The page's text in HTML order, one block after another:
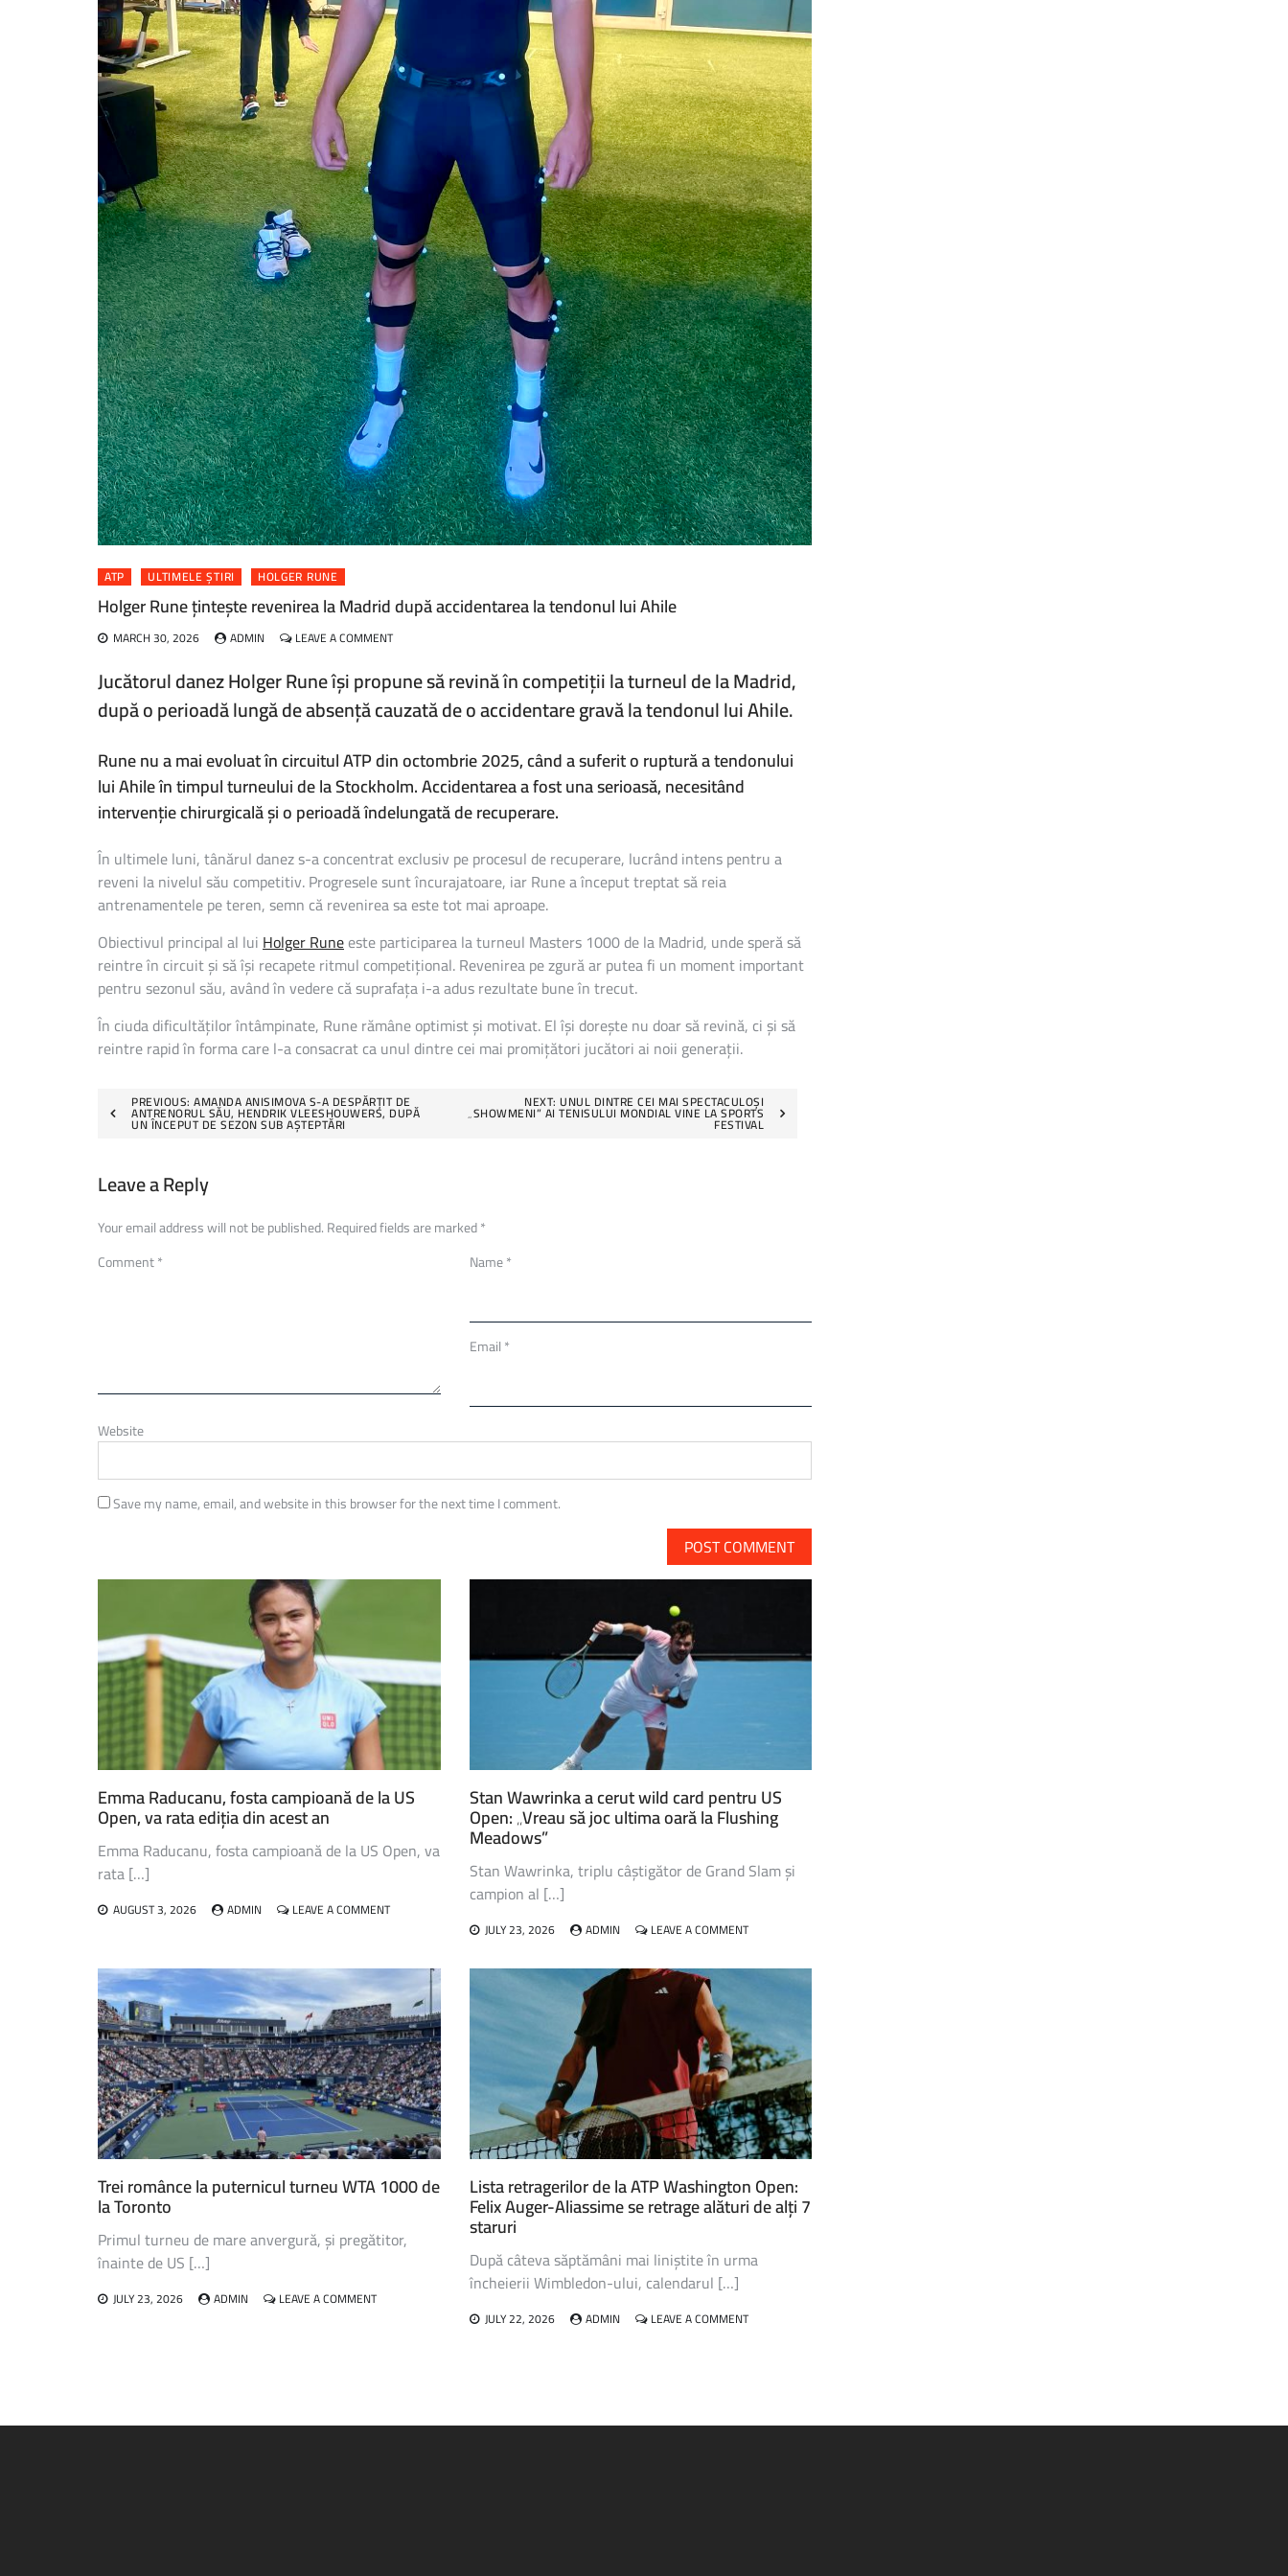
ATP ULTIMELE ȘTIRI HOLGER RUNE
Holger Rune țintește revenirea la Madrid după accidentarea la tendonul lui Ahile
MARCH 30, 2026 ADMIN LEAVE A COMMENTON
ȚINTEȘTE
REVENIREA
LA
DUPĂ
ACCIDENTAREA
LA
TENDONUL
LUI
Jucătorul danez Holger Rune își propune să revină în competiții la turneul de la Madrid,
după o perioadă lungă de absență cauzată de o accidentare gravă la tendonul lui Ahile.
Rune nu a mai evoluat în circuitul ATP din octombrie 2025, când a suferit o ruptură a tendonului
lui Ahile în timpul turneului de la Stockholm. Accidentarea a fost una serioasă, necesitând
intervenție chirurgicală și o perioadă îndelungată de recuperare.
În ultimele luni, tânărul danez s-a concentrat exclusiv pe procesul de recuperare, lucrând intens pentru a
reveni la nivelul său competitiv. Progresele sunt încurajatoare, iar Rune a început treptat să reia
antrenamentele pe teren, semn că revenirea sa este tot mai aproape.
Obiectivul principal al luiHolger Runeeste participarea la turneul Masters 1000 de la Madrid, unde speră să
reintre în circuit și să își recapete ritmul competițional. Revenirea pe zgură ar putea fi un moment important
pentru sezonul său, având în vedere că suprafața i-a adus rezultate bune în trecut.
În ciuda dificultăților întâmpinate, Rune rămâne optimist și motivat. El își dorește nu doar să revină, ci și să
reintre rapid în forma care l-a consacrat ca unul dintre cei mai promițători jucători ai noii generații.
Post
navigation
PREVIOUS: AMANDA ANISIMOVA S-A DESPĂRȚIT DE
ANTRENORUL SĂU, HENDRIK VLEESHOUWERS, DUPĂ
UN ÎNCEPUT DE SEZON SUB AȘTEPTĂRI
NEXT: UNUL DINTRE CEI MAI SPECTACULOȘI
„SHOWMENI” AI TENISULUI MONDIAL VINE LA SPORTS
FESTIVAL
Leave a Reply
Your email address will not be published.Required fields are marked*
Comment* Name*
Email*
Website
Save my name, email, and website in this browser for the next time I comment.
Emma Raducanu, fosta campioană de la US
Open, va rata ediția din acest an
Emma Raducanu, fosta campioană de la US Open, va
rata […]
AUGUST 3, 2026 ADMIN LEAVE A COMMENTON
CAMPIOANĂ
DE
LA
US
OPEN,
VA
RATA
EDIȚIA
DIN
ACEST
AN
Stan Wawrinka a cerut wild card pentru US
Open: „Vreau să joc ultima oară la Flushing
Meadows”
Stan Wawrinka, triplu câștigător de Grand Slam și
campion al […]
JULY 23, 2026 ADMIN LEAVE A COMMENTON
WAWRINKA
CARD
PENTRU
US
OPEN:
„VREAU
SĂ
JOC
ULTIMA
LA
FLUSHING
MEADOWS”
Trei românce la puternicul turneu WTA 1000 de
la Toronto
Primul turneu de mare anvergură, și pregătitor,
înainte de US […]
JULY 23, 2026 ADMIN LEAVE A COMMENTON
Lista retragerilor de la ATP Washington Open:
Felix Auger-Aliassime se retrage alături de alți 7
staruri
După câteva săptămâni mai liniștite în urma
încheierii Wimbledon-ului, calendarul […]
JULY 22, 2026 ADMIN LEAVE A COMMENTON
WASHINGTON